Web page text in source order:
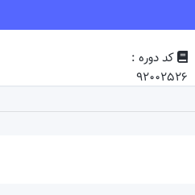
کد دوره :
92002526